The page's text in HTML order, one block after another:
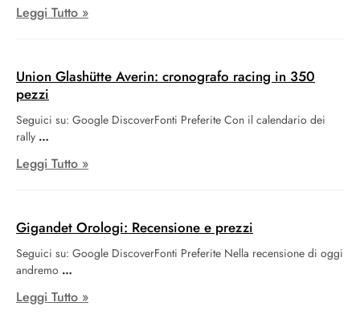
Leggi Tutto »
Union Glashütte Averin: cronografo racing in 350
pezzi
Seguici su: Google DiscoverFonti Preferite Con il calendario dei
rally
Leggi Tutto »
Gigandet Orologi: Recensione e prezzi
Seguici su: Google DiscoverFonti Preferite Nella recensione di oggi
andremo
Leggi Tutto »